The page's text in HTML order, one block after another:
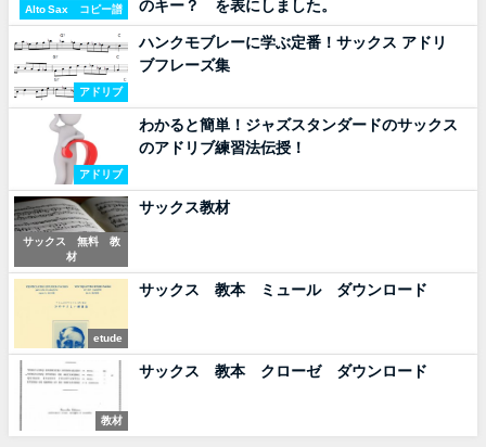
Alto Sax コピー譜
のキー？ を表にしました。
アドリブ
ハンクモブレーに学ぶ定番！サックス アドリ
ブフレーズ集
アドリブ
わかると簡単！ジャズスタンダードのサックス
のアドリブ練習法伝授！
サックス 無料 教
材
サックス教材
etude
サックス 教本 ミュール ダウンロード
教材
サックス 教本 クローゼ ダウンロード